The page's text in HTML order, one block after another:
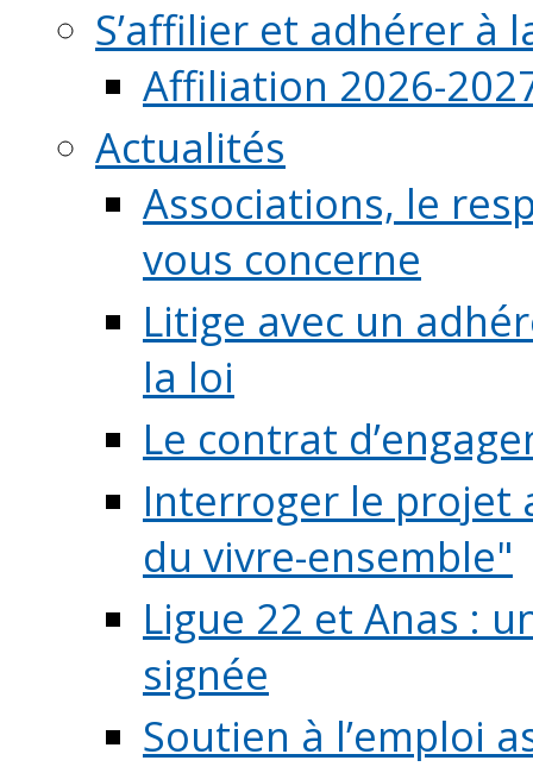
S’affilier et adhérer à
Affiliation 2026-
Actualités
Associations, le
vous concerne
Litige avec un
la loi
Le contrat
Interroger le projet
du vivre-ensemble"
Ligue 22 et Anas :
signée
Soutien à l’emploi